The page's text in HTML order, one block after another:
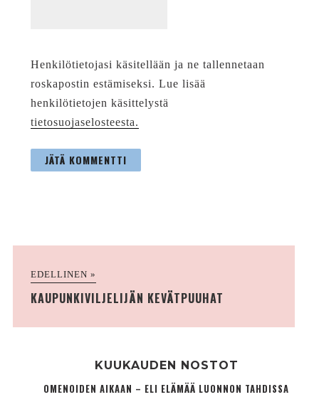
Henkilötietojasi käsitellään ja ne tallennetaan
roskapostin estämiseksi. Lue lisää
henkilötietojen käsittelystä
tietosuojaselosteesta.
EDELLINEN »
KAUPUNKIVILJELIJÄN KEVÄTPUUHAT
KUUKAUDEN NOSTOT
OMENOIDEN AIKAAN – ELI ELÄMÄÄ LUONNON TAHDISSA